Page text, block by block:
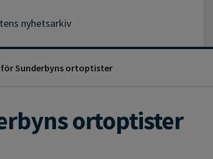
nyhetsarkiv
för Sunderbyns ortoptister
ortoptister